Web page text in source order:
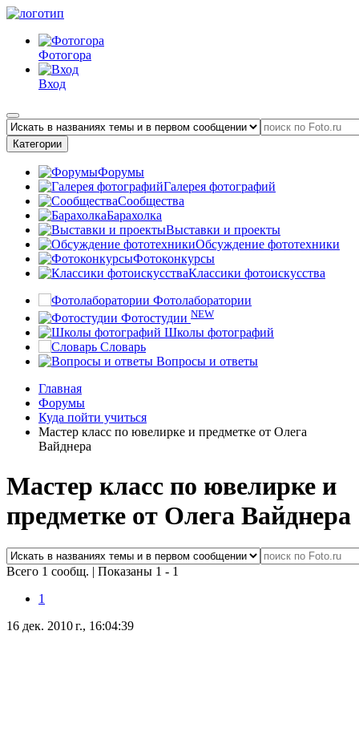
Фотогора
Вход
Категории
Форумы
Галерея фотографий
Сообщества
Барахолка
Выставки и проекты
Обсуждение фототехники
Фотоконкурсы
Классики фотоискусства
Фотолаборатории
Фотостудии NEW
Школы фотографий
Словарь
Вопросы и ответы
Главная
Форумы
Куда пойти учиться
Мастер класс по ювелирке и предметке от Олега
Вайднера
Мастер класс по ювелирке и
предметке от Олега Вайднера
Всего 1 сообщ. | Показаны 1 - 1
1
16 дек. 2010 г., 16:04:39